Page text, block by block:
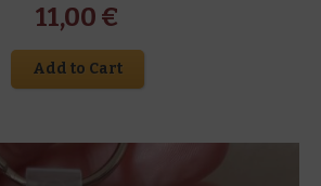
11,00 €
Add to Cart